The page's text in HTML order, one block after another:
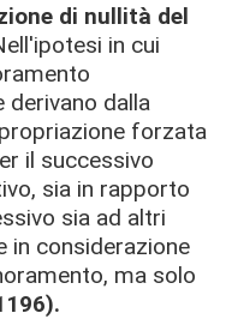
di nullità del
in cui
dalla
forzata
il successivo
sia in rapporto
sia ad altri
in considerazione
ma solo